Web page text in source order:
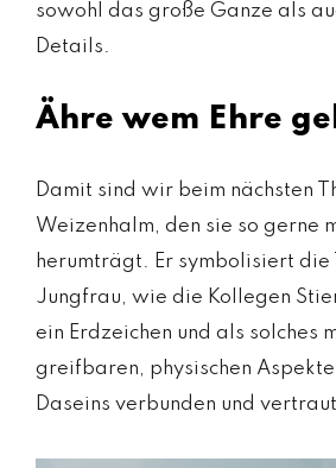
sowohl das große Ganze als
Details.
Ähre wem Ehre
Damit sind wir beim nächsten
Weizenhalm, den sie so gerne
herumträgt. Er symbolisiert die
Jungfrau, wie die Kollegen
ein Erdzeichen und als solches
greifbaren, physischen
Daseins verbunden und